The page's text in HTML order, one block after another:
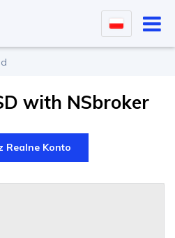
with NSbroker
Realne Konto